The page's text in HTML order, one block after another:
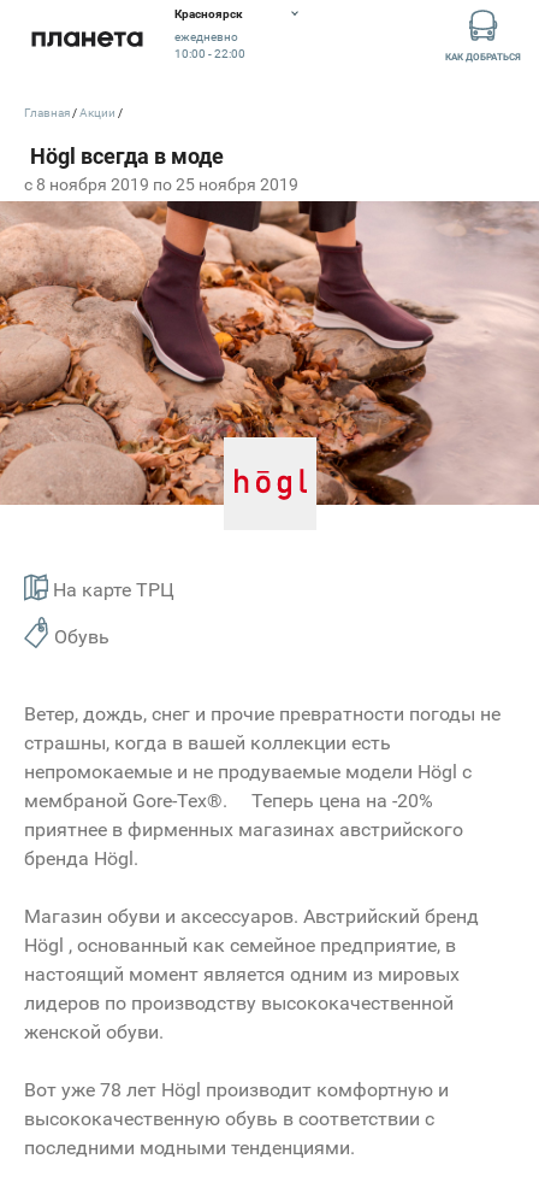
Красноярск
ежедневно
10:00 - 22:00
КАК ДОБРАТЬСЯ
c 8 ноября 2019 по 25 ноября 2019
На карте ТРЦ
Обувь
Главная Акции
Ветер, дождь, снег и прочие превратности погоды не
страшны, когда в вашей коллекции есть
непромокаемые и не продуваемые модели Högl с
мембраной Gore-Tex®. Теперь цена на -20%
приятнее в фирменных магазинах австрийского
бренда Högl.
Магазин обуви и аксессуаров. Австрийский бренд
Högl , основанный как семейное предприятие, в
настоящий момент является одним из мировых
лидеров по производству высококачественной
женской обуви.
Вот уже 78 лет Högl производит комфортную и
высококачественную обувь в соответствии с
последними модными тенденциями.